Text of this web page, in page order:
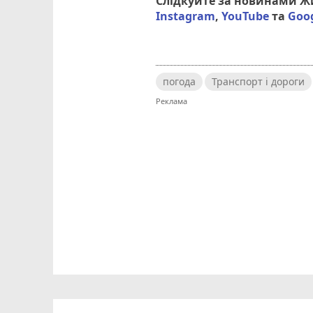
Instagram,YouTubeта
погода Транспорт і дороги